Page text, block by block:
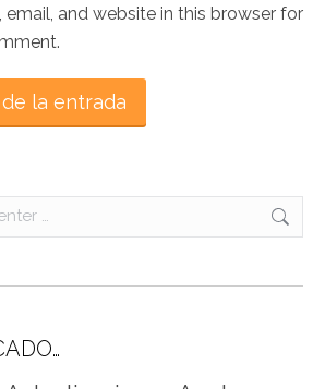
email, and website in this browser for
la entrada